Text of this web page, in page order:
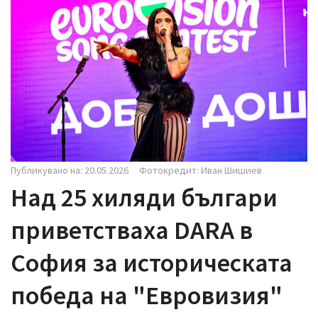
g
a
t
i
o
n
Публикувано на: 20.05.2026 Фотокредит: Иван Шишиев
Над 25 хиляди българи
приветстваха DARA в
София за историческата
победа на "Евровизия"